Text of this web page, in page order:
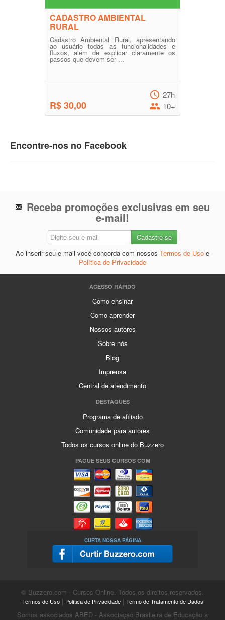
CADASTRO AMBIENTAL
RURAL
Cadastro Ambiental Rural, apresentando
ao usuário todas as funcionalidades e
fluxos, além de explicar claramente os
passos que devem ser ...
R$ 30,00
27h
10+
Encontre-nos no Facebook
Receba promoções exclusivas em seu
e-mail!
Ao inserir seu e-mail você concorda com nossos Termos de Uso e
Política de Privacidade
ACESSO RÁPIDO
Como ensinar
Como aprender
Nossos autores
Sobre nós
Blog
Imprensa
Central de atendimento
DESTAQUES
Programa de afiliado
Comunidade para autores
Todos os cursos online do Buzzero
PAGUE SEUS CURSOS COM
CURTA NOSSA PÁGINA
© Buzzero.com - Cursos Online. Todos os direitos reservados.
Termos de Uso| Política de Privacidade| Termo de Tratamento de Dados
Somos associados ABED - Associação Brasileira de Educação a